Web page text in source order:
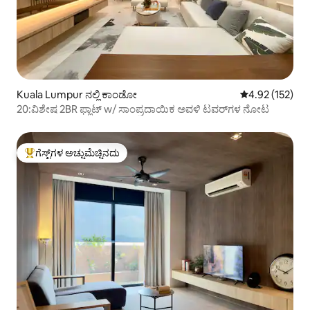
Kuala Lumpur ನಲ್ಲಿ ಕಾಂಡೋ 5 ರಲ್ಲಿ 4.92
4.92 (152)
20:ವಿಶೇಷ 2BR ಫ್ಲಾಟ್ w/ ಸಾಂಪ್ರದಾಯಿಕ ಅವಳಿ ಟವರ್‌ಗಳ ನೋಟ
ಗೆಸ್ಟ್‌ಗಳಿಗೆ ಅತಿ ಹೆಚ್ಚು ಅಚ್ಚುಮೆಚ್ಚಿನದು
ಗೆಸ್ಟ್‌ಗಳ ಅಚ್ಚುಮೆಚ್ಚಿನದು